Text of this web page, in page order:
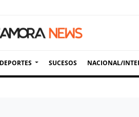
DEPORTES SUCESOS NACIONAL/